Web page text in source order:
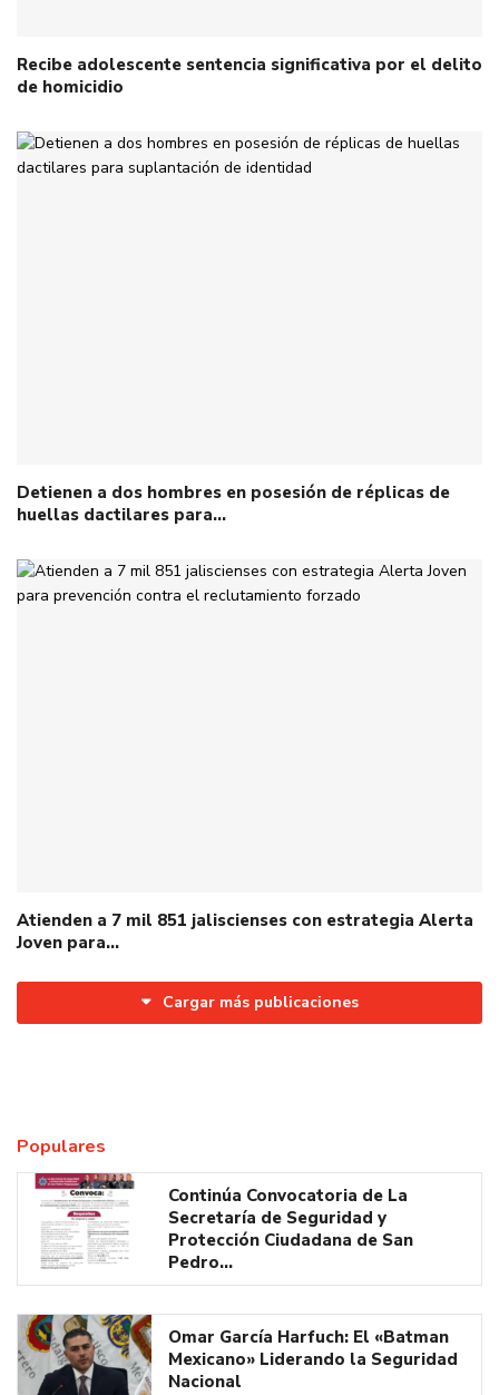
Recibe adolescente sentencia significativa por el delito
de homicidio
Detienen a dos hombres en posesión de réplicas de
huellas dactilares para…
Atienden a 7 mil 851 jaliscienses con estrategia Alerta
Joven para…
Cargar más publicaciones
Populares
Continúa Convocatoria de La
Secretaría de Seguridad y
Protección Ciudadana de San
Pedro…
Omar García Harfuch: El «Batman
Mexicano» Liderando la Seguridad
Nacional